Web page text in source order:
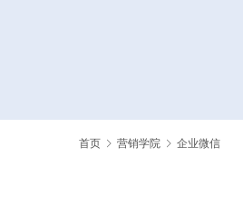
首页 营销学院 企业微信